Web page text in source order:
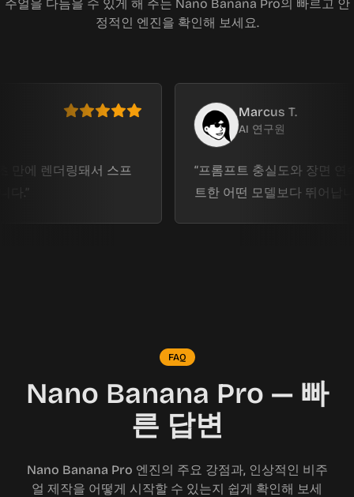
주얼을 다듬을 수 있게 해 주는 Nano Banana Pro의 빠르고 안
정적인 엔진을 확인해 보세요.
더링돼서 스프
Marcus T.
AI 연구원
프롬프트 충실도와 장면 연속성은
트한 어떤 모델보다 뛰어납니다.
FAQ
Nano Banana Pro — 빠
른 답변
Nano Banana Pro 엔진의 주요 강점과, 인상적인 비주
얼 제작을 어떻게 시작할 수 있는지 쉽게 확인해 보세